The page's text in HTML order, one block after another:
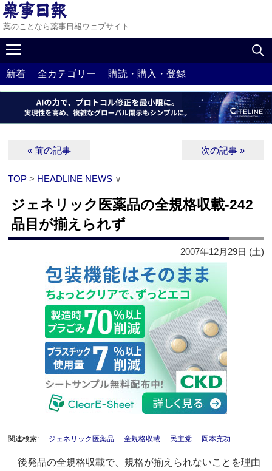
薬のことなら薬事日報ウェブサイト
新着 全カテゴリー 購読・購入・登録
« 前の記事 次の記事 »
TOP > HEADLINE NEWS ∨
ジェネリック医薬品の全規格収載‐242
品目が揃えられず
2007年12月29日 (土)
関連検索: ジェネリック医薬品 全規格収載 民主党 岡本充功
後発品の全規格収載で、規格が揃えられないことを理由